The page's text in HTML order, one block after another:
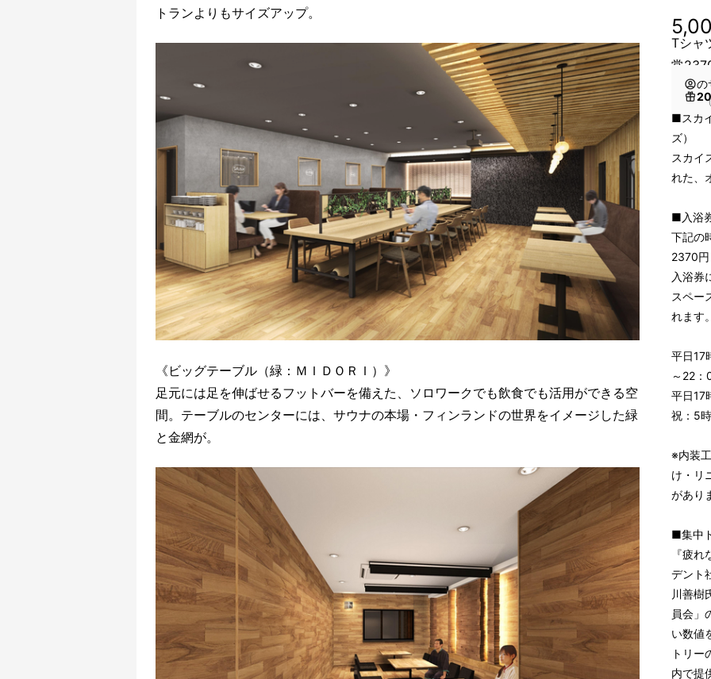
トランよりもサイズアップ。
《ビッグテーブル（緑：ＭＩＤＯＲＩ）》
足元には足を伸ばせるフットバーを備えた、ソロワークでも飲食でも活用ができる空
間。テーブルのセンターには、サウナの本場・フィンランドの世界をイメージした緑
と金網が。
Tシャ
常
の
■スカ
ズ）
スカイ
れた、
■入浴
下記の
2370
入浴券
スペー
れます
平日17
～22：
平日17
祝：5
※内装
け・リ
があり
■集中
『疲
デント
川善樹
員会」
い数値
トリー
内で提